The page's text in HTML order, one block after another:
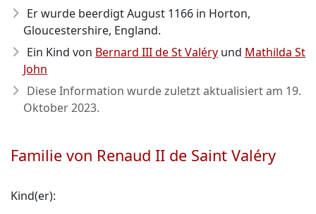
Er wurde beerdigt August 1166 in Horton,
Gloucestershire, England.
Ein Kind von Bernard III de St Valéry und Mathilda St
John
Diese Information wurde zuletzt aktualisiert am 19.
Oktober 2023.
Familie von Renaud II de Saint Valéry
Kind(er):